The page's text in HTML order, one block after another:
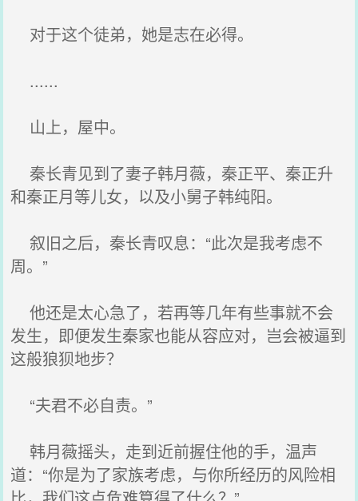
对于这个徒弟，她是志在必得。
......
山上，屋中。
秦长青见到了妻子韩月薇，秦正平、秦正升
和秦正月等儿女，以及小舅子韩纯阳。
叙旧之后，秦长青叹息：“此次是我考虑不
周。”
他还是太心急了，若再等几年有些事就不会
发生，即便发生秦家也能从容应对，岂会被逼到
这般狼狈地步？
“夫君不必自责。”
韩月薇摇头，走到近前握住他的手，温声
道：“你是为了家族考虑，与你所经历的风险相